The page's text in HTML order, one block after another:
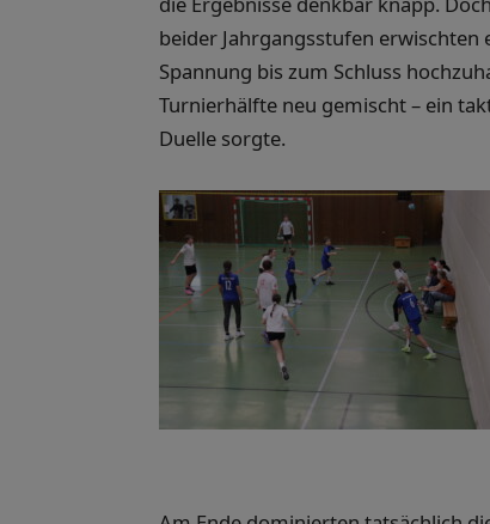
beider Jahrgangsstufen
Spannung bis zum Schluss
Turnierhälfte neu gemischt – ein
Duelle sorgte.